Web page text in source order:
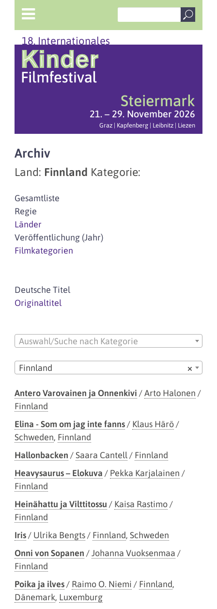
18. Internationales
Steiermark
21. – 29. November 2026
Graz | Kapfenberg | Leibnitz | Liezen
Archiv
Land: Finnland Kategorie:
Gesamtliste
Regie
Länder
Veröffentlichung (Jahr)
Filmkategorien
Deutsche Titel
Originaltitel
Auswahl/Suche nach Kategorie
×
Finnland
Antero Varovainen ja Onnenkivi /Arto Halonen /
Finnland
Elina - Som om jag inte fanns/ Klaus Härö/
Schweden, Finnland
Hallonbacken /Saara Cantell/ Finnland
Heavysaurus – Elokuva / Pekka Karjalainen /
Finnland
Heinähattu ja Vilttitossu / Kaisa Rastimo/
Finnland
Iris/ Ulrika Bengts/ Finnland, Schweden
Onni von Sopanen /Johanna Vuoksenmaa /
Finnland
Poika ja ilves/ Raimo O. Niemi / Finnland,
Dänemark, Luxemburg